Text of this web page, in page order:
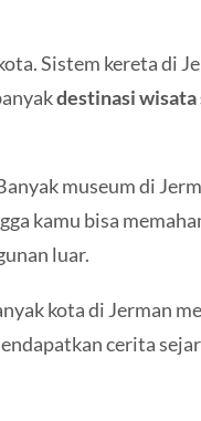
Sistem kereta di
destinasi wisata
museum di
kamu bisa
luar.
kota di Jerman
cerita